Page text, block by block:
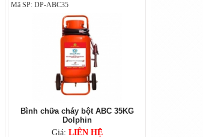
Mã SP: DP-ABC35
Bình chữa cháy bột ABC 35KG
Dolphin
Giá: LIÊN HỆ